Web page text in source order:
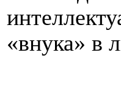
«внука» в